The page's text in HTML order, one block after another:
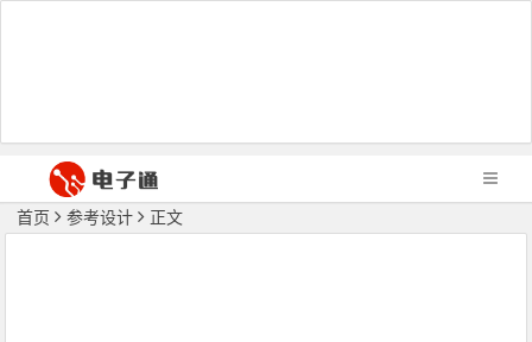
首页 参考设计 正文